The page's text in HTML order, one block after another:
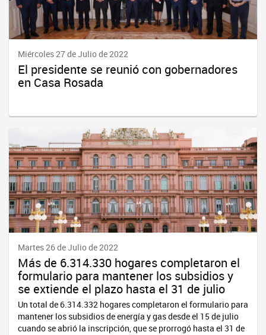
Miércoles 27 de Julio de 2022
El presidente se reunió con gobernadores
en Casa Rosada
Martes 26 de Julio de 2022
Más de 6.314.330 hogares completaron el
formulario para mantener los subsidios y
se extiende el plazo hasta el 31 de julio
Un total de 6.314.332 hogares completaron el formulario para
mantener los subsidios de energía y gas desde el 15 de julio
cuando se abrió la inscripción, que se prorrogó hasta el 31 de